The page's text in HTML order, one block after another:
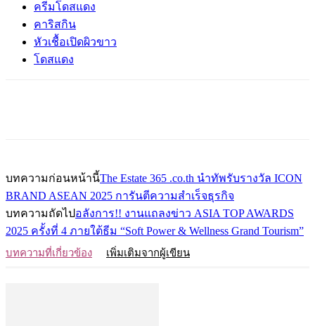
ครีมโดสแดง
คาริสกิน
หัวเชื้อเปิดผิวขาว
โดสแดง
บทความก่อนหน้านี้The Estate 365 .co.th นำทัพรับรางวัล ICON
BRAND ASEAN 2025 การันตีความสำเร็จธุรกิจ
บทความถัดไปอลังการ!! งานแถลงข่าว ASIA TOP AWARDS
2025 ครั้งที่ 4 ภายใต้ธีม “Soft Power & Wellness Grand Tourism”
บทความที่เกี่ยวข้อง เพิ่มเติมจากผู้เขียน